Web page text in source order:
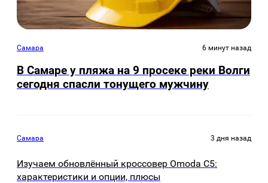
Самара 6 минут назад
В Самаре у пляжа на 9 просеке реки Волги
сегодня спасли тонущего мужчину
Самара 3 дня назад
Изучаем обновлённый кроссовер Omoda C5:
характеристики и опции, плюсы